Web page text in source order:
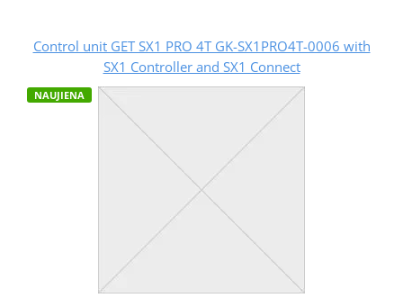
Control unit GET SX1 PRO 4T GK-SX1PRO4T-0006 with
SX1 Controller and SX1 Connect
NAUJIENA